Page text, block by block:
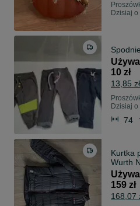
Dzisiaj o
10 zł
13,85
Dzisiaj o
74
Kurtka
Wurth
159 zł
168,07